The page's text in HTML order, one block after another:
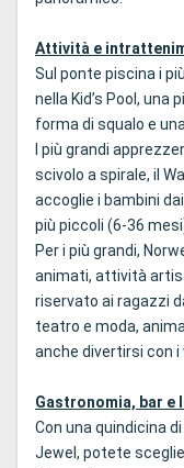
Attività e
Sul ponte piscina i
nella Kid’s Pool,
forma di squalo e
I più grandi
scivolo a spirale, il
accoglie i bambini
più piccoli (6-36
Per i più grandi,
animati, attività
riservato ai ragazzi
teatro e moda,
anche divertirsi con i
Gastronomia, bar e
Con una quindicina
Jewel, potete